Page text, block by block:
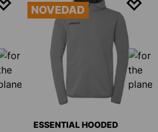
NOVEDAD
ESSENTIAL HOODED